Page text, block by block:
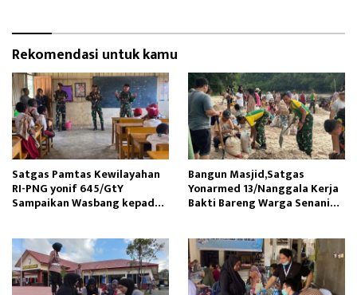
Rekomendasi untuk kamu
Satgas Pamtas Kewilayahan
RI-PNG yonif 645/GtY
Sampaikan Wasbang kepada
Bangun Masjid,Satgas
Yonarmed 13/Nanggala Kerja
Bakti Bareng Warga Senaning